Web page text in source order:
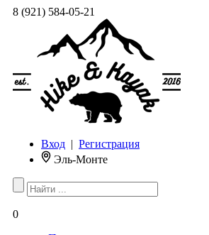
8 (921) 584-05-21
Вход | Регистрация
Эль-Монте
0